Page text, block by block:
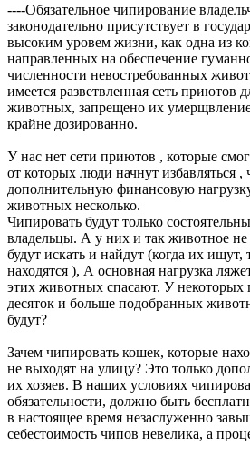
----Обязательное чипирование
законодательно присутствует в
высоким уровем жизни, как одна из
направленных на обеспечение
численности невостребованных
имеется разветвленная сеть приютов
животных, запрещено их
крайне дозированно.
У нас нет сети приютов , которые
от которых люди начнут избавляться ,
дополнительную финансовую
животных несколько.
Чипировать будут только
владельцы. А у них и так животное не
будут искать и найдут (когда их ищут,
находятся ), А основная нагрузка
этих животных спасают. У некоторых
десяток и больше подобранных
будут?
Зачем чипировать кошек, которые
не выходят на улицу? Это только
их хозяев. В наших условиях
обязательности, должно быть
в настоящее время незаслуженно
себестоимость чипов невелика, а